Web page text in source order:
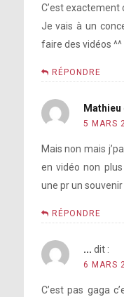
C’est exactement
Je vais à un
faire des vidéos ^^
RÉPONDRE
Mathieu
5 MARS
Mais non mais
en vidéo non plus
une pr un souvenir
RÉPONDRE
... dit :
6 MARS
C’est pas gaga